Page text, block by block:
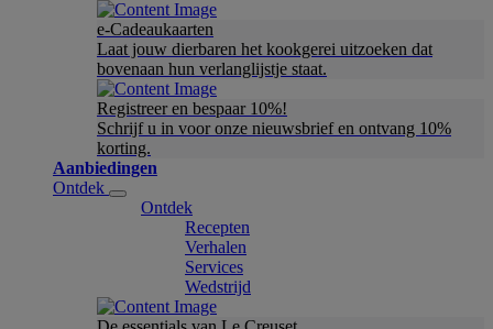
e-Cadeaukaarten
Laat jouw dierbaren het kookgerei uitzoeken dat
bovenaan hun verlanglijstje staat.
Registreer en bespaar 10%!
Schrijf u in voor onze nieuwsbrief en ontvang 10%
korting.
Aanbiedingen
Ontdek
Ontdek
Recepten
Verhalen
Services
Wedstrijd